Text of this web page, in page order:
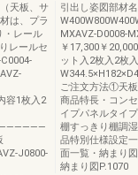
天板、サ
は、プラ
・レール
レールセ
容1枚入2
J0800-
引出し姿図部材
MXAVZ-D0008-
￥17,300￥
ット入2枚入2枚
ご注文方法①天
商品特長・コン
イプパネルタイ
棚すっきり棚調
品特別仕様設定
面一覧・納まり
納まり図P.1070